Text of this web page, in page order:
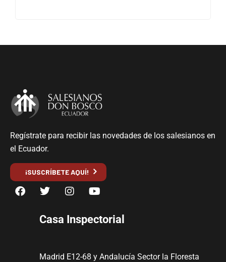
Regístrate para recibir las novedades de los salesianos en
el Ecuador.
¡SUSCRÍBETE AQUÍ!
Casa Inspectorial
Madrid E12-68 y Andalucía Sector la Floresta